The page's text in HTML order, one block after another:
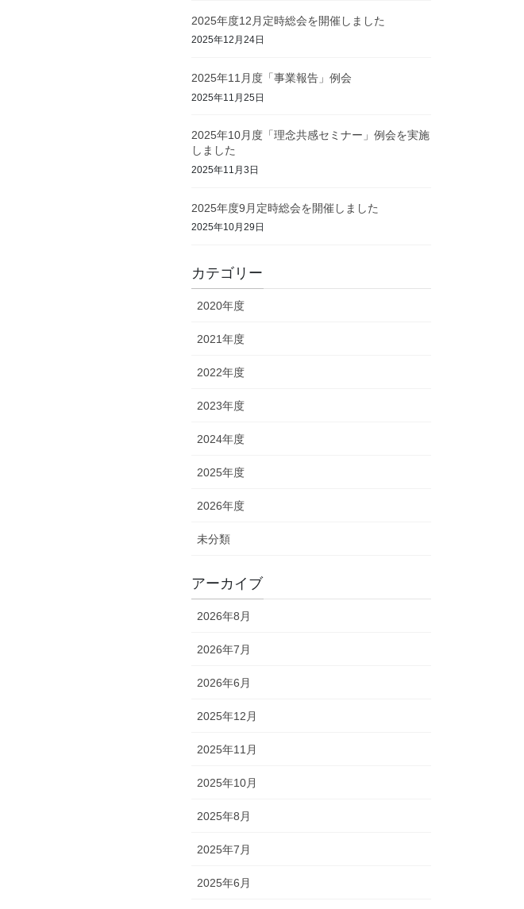
2025年度12月定時総会を開催しました
2025年12月24日
2025年11月度「事業報告」例会
2025年11月25日
2025年10月度「理念共感セミナー」例会を実施
しました
2025年11月3日
2025年度9月定時総会を開催しました
2025年10月29日
カテゴリー
2020年度
2021年度
2022年度
2023年度
2024年度
2025年度
2026年度
未分類
アーカイブ
2026年8月
2026年7月
2026年6月
2025年12月
2025年11月
2025年10月
2025年8月
2025年7月
2025年6月